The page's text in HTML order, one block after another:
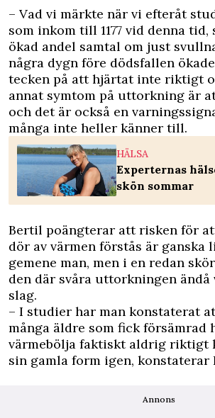
– Vad vi märkte när vi efteråt
som inkom till 1177 vid denna tid,
ökad andel samtal om just
några dygn före dödsfallen
tecken på att hjärtat inte riktigt
annat symtom på uttorkning är
och det är också en
många inte heller känner till.
HÄLSA
Experternas
skön sommar
Bertil poängterar att risken för
dör av värmen förstås är ganska
gemene man, men i en redan
den där svåra uttorkningen
slag.
– I studier har man konstaterat
många äldre som fick försämrad
värmebölja faktiskt aldrig riktigt
sin gamla form igen, konstaterar
Annons